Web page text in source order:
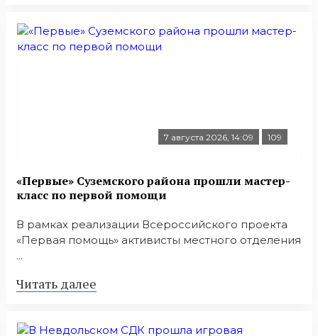
7 августа 2026, 14:09 109
«Первые» Суземского района прошли мастер-
класс по первой помощи
В рамках реализации Всероссийского проекта
«Первая помощь» активисты местного отделения
...
Читать далее